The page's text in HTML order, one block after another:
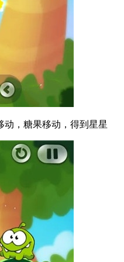
，糖果移动，得到星星